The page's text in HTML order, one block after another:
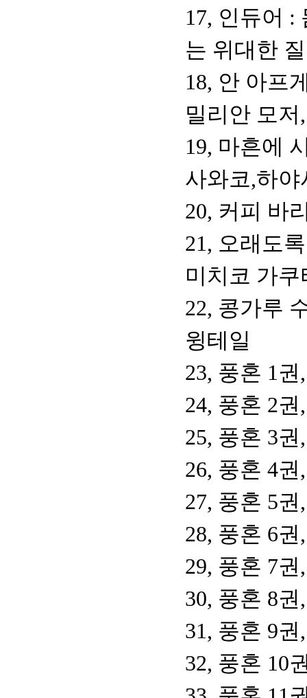
17, 인듀어 :
는 위대한
18, 안 아프
밀리안 모
19, 마흔에
사와코,하
20, 커피 바
21, 오래도
미치코 가
22, 콩가루
윙테일
23, 풍혼 1
24, 풍혼 2
25, 풍혼 3
26, 풍혼 4
27, 풍혼 5
28, 풍혼 6
29, 풍혼 7
30, 풍혼 8
31, 풍혼 9
32, 풍혼 10